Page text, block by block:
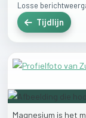
Losse
Tijdlijn
Magnesium is het